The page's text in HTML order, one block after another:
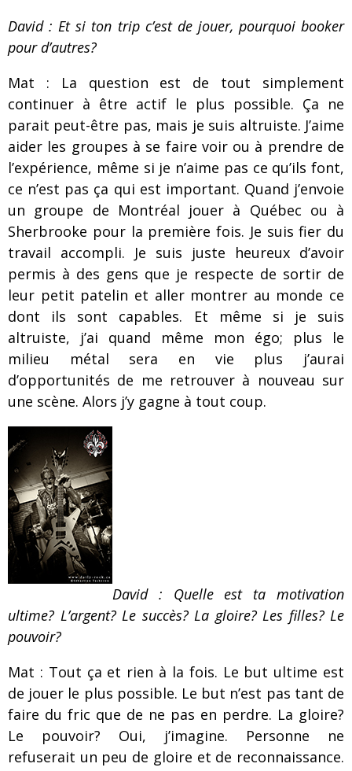
David : Et si ton trip c’est de jouer, pourquoi booker
pour d’autres?
Mat : La question est de tout simplement
continuer à être actif le plus possible. Ça ne
parait peut-être pas, mais je suis altruiste. J’aime
aider les groupes à se faire voir ou à prendre de
l’expérience, même si je n’aime pas ce qu’ils font,
ce n’est pas ça qui est important. Quand j’envoie
un groupe de Montréal jouer à Québec ou à
Sherbrooke pour la première fois. Je suis fier du
travail accompli. Je suis juste heureux d’avoir
permis à des gens que je respecte de sortir de
leur petit patelin et aller montrer au monde ce
dont ils sont capables. Et même si je suis
altruiste, j’ai quand même mon égo; plus le
milieu métal sera en vie plus j’aurai
d’opportunités de me retrouver à nouveau sur
une scène. Alors j’y gagne à tout coup.
David : Quelle est ta motivation
ultime? L’argent? Le succès? La gloire? Les filles? Le
pouvoir?
Mat : Tout ça et rien à la fois. Le but ultime est
de jouer le plus possible. Le but n’est pas tant de
faire du fric que de ne pas en perdre. La gloire?
Le pouvoir? Oui, j’imagine. Personne ne
refuserait un peu de gloire et de reconnaissance.